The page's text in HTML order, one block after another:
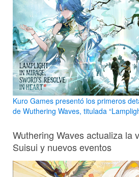
Kuro Games presentó los primeros
de Wuthering Waves, titulada
Wuthering Waves actualiza la
Suisui y nuevos eventos